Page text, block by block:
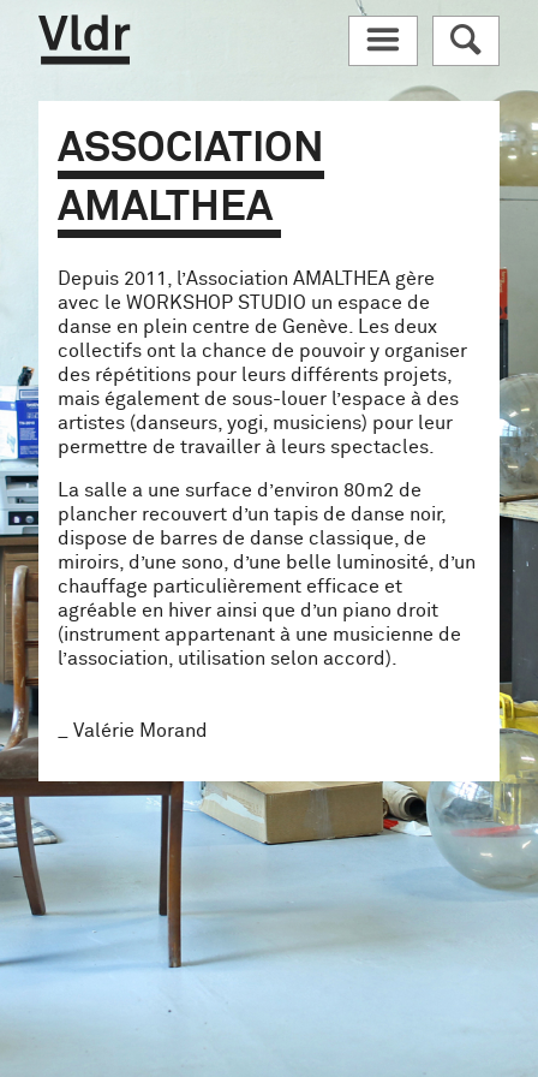
Vldr M R
ASSOCIATION
AMALTHEA
Depuis 2011, l’Association AMALTHEA gère
avec le WORKSHOP STUDIO un espace de
danse en plein centre de Genève. Les deux
collectifs ont la chance de pouvoir y organiser
des répétitions pour leurs différents projets,
mais également de sous-louer l’espace à des
artistes (danseurs, yogi, musiciens) pour leur
permettre de travailler à leurs spectacles.
La salle a une surface d’environ 80m2 de
plancher recouvert d’un tapis de danse noir,
dispose de barres de danse classique, de
miroirs, d’une sono, d’une belle luminosité, d’un
chauffage particulièrement efficace et
agréable en hiver ainsi que d’un piano droit
(instrument appartenant à une musicienne de
l’association, utilisation selon accord).
Valérie Morand